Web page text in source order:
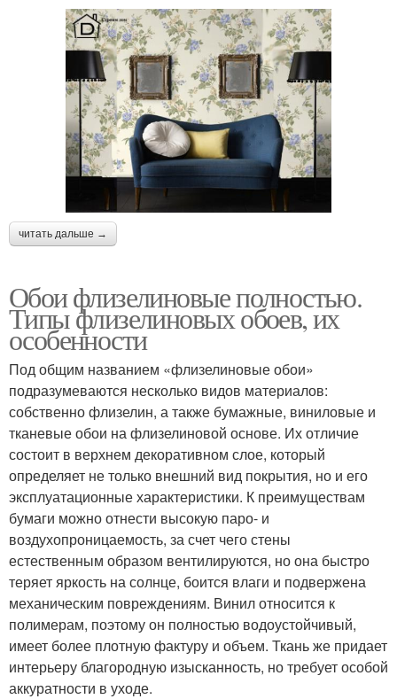
читать дальше →
Обои флизелиновые полностью.
Типы флизелиновых обоев, их
особенности
Под общим названием «флизелиновые обои»
подразумеваются несколько видов материалов:
собственно флизелин, а также бумажные, виниловые и
тканевые обои на флизелиновой основе. Их отличие
состоит в верхнем декоративном слое, который
определяет не только внешний вид покрытия, но и его
эксплуатационные характеристики. К преимуществам
бумаги можно отнести высокую паро- и
воздухопроницаемость, за счет чего стены
естественным образом вентилируются, но она быстро
теряет яркость на солнце, боится влаги и подвержена
механическим повреждениям. Винил относится к
полимерам, поэтому он полностью водоустойчивый,
имеет более плотную фактуру и объем. Ткань же придает
интерьеру благородную изысканность, но требует особой
аккуратности в уходе.